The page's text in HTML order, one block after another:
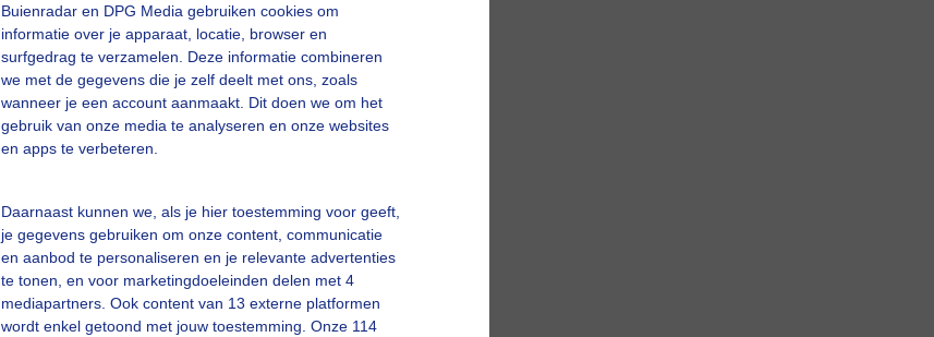
Buienradar en DPG Media gebruiken cookies om
informatie over je apparaat, locatie, browser en
surfgedrag te verzamelen. Deze informatie combineren
we met de gegevens die je zelf deelt met ons, zoals
wanneer je een account aanmaakt. Dit doen we om het
gebruik van onze media te analyseren en onze websites
en apps te verbeteren.
Daarnaast kunnen we, als je hier toestemming voor geeft,
je gegevens gebruiken om onze content, communicatie
en aanbod te personaliseren en je relevante advertenties
te tonen, en voor marketingdoeleinden delen met 4
mediapartners. Ook content van 13 externe platformen
wordt enkel getoond met jouw toestemming. Onze 114